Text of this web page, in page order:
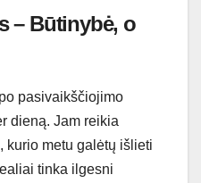
– Būtinybė, o
pasivaikščiojimo
dieną. Jam reikia
kurio metu galėtų išlieti
tinka ilgesni